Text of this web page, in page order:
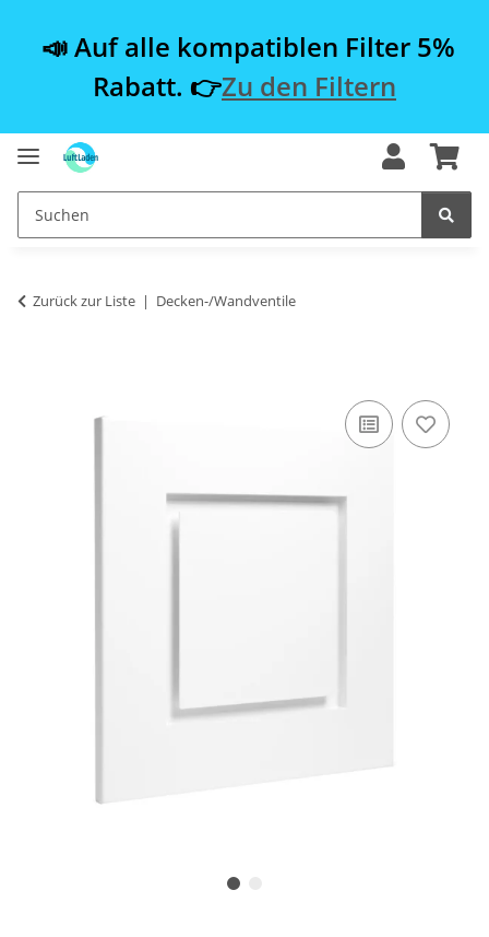
📣 Auf alle kompatiblen Filter 5%
Rabatt. 👉Zu den Filtern
Zurück zur Liste Decken-/Wandventile